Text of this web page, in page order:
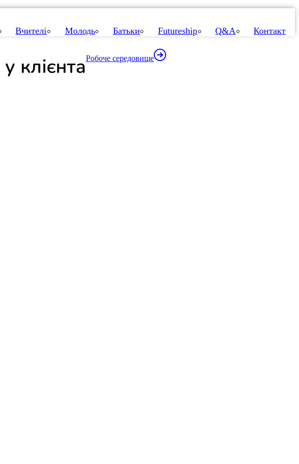
Вчителі Молодь Батьки Futureship Q&A Контакт
у клієнтаРобоче середовище